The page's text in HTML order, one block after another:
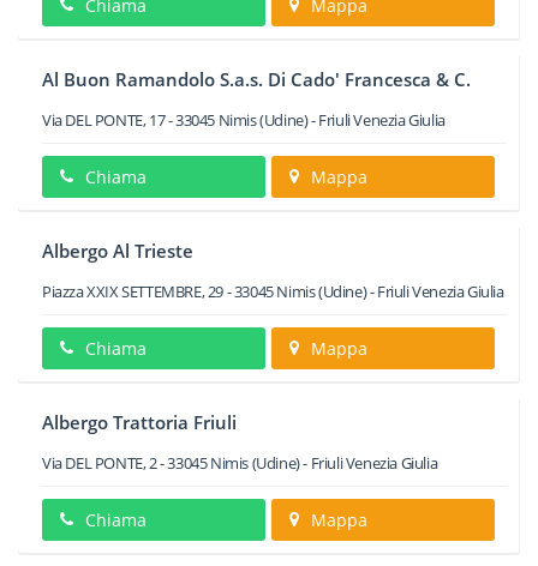
Chiama Mappa
Al Buon Ramandolo S.a.s. Di Cado' Francesca & C.
Via DEL PONTE, 17-33045 Nimis(Udine) -Friuli Venezia Giulia
Chiama Mappa
Albergo Al Trieste
Piazza XXIX SETTEMBRE, 29-33045Nimis(Udine) -Friuli Venezia Giulia
Chiama Mappa
Albergo Trattoria Friuli
Via DEL PONTE, 2-33045Nimis(Udine) - Friuli Venezia Giulia
Chiama Mappa